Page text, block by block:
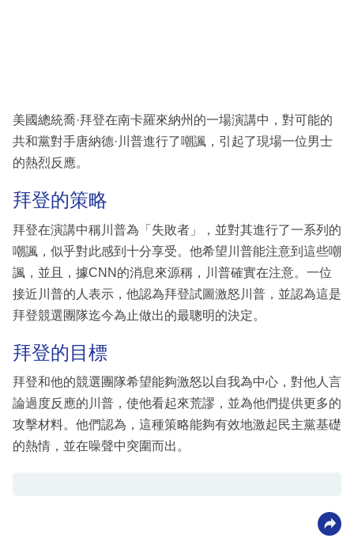
區
美國總統喬·拜登在南卡羅來納州的一場演講中，對可能的
共和黨對手唐納德·川普進行了嘲諷，引起了現場一位男士
的熱烈反應。
拜登的策略
拜登在演講中稱川普為「失敗者」，並對其進行了一系列的
嘲諷，似乎對此感到十分享受。他希望川普能注意到這些嘲
諷，並且，據CNN的消息來源稱，川普確實在注意。一位
接近川普的人表示，他認為拜登試圖激怒川普，並認為這是
拜登競選團隊迄今為止做出的最聰明的決定。
拜登的目標
拜登和他的競選團隊希望能夠激怒以自我為中心，對他人言
論過度反應的川普，使他看起來荒謬，並為他們提供更多的
攻擊材料。他們認為，這種策略能夠有效地激起民主黨基礎
的熱情，並在噪聲中突圍而出。